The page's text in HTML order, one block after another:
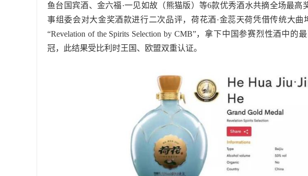
鱼台国宾酒、金六福·一见如故（熊猫版）等6款优秀酒水共摘全场最高
事组委会对大金奖酒款进行二次品评，荷花酒·金蕊天荷凭借传统大曲
“Revelation of the Spirits Selection by CMB”，拿下中国参赛烈性酒中
冠，此结果受比利时王国、欧盟双重认证。